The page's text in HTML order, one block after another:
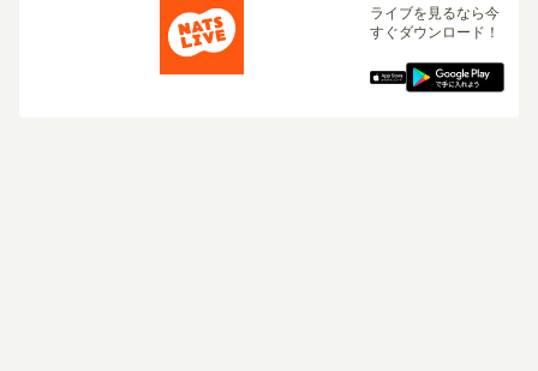
ライブを見るなら今
すぐダウンロード！